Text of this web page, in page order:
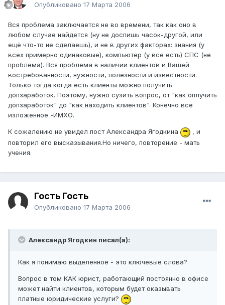
Опубликовано 17 Марта 2006
Вся проблема заключается не во времени, так как оно в
любом случае найдется (ну не доспишь часок-другой, или
ещё что-то не сделаешь), и не в других факторах: знания (у
всех примерно одинаковые), компьютер (у все есть) СПС (не
проблема). Вся проблема в наличии клиентов и Вашей
востребованности, нужности, полезности и известности.
Только тогда когда есть клиенты можно получить
допзаработок. Поэтому, нужно сузить вопрос, от "как оплучить
допзаработок" до "как находить клиентов". Конечно все
изложенное -ИМХО.
К сожалению не увидел пост Александра Ягодкина
, и
повторил его высказывания.Но ничего, повторение - мать
учения.
Гость Гость
Опубликовано 17 Марта 2006
Александр Ягодкин писал(а):
Как я понимаю выделенное - это ключевые слова?
Вопрос в том КАК юрист, работающий постоянно в офисе
может найти клиентов, которым будет оказывать
платные юридические услуги?